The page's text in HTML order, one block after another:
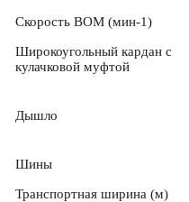
Скорость ВОМ (мин-1)
Широкоугольный кардан с
кулачковой муфтой
Дышло
Шины
Транспортная ширина (м)